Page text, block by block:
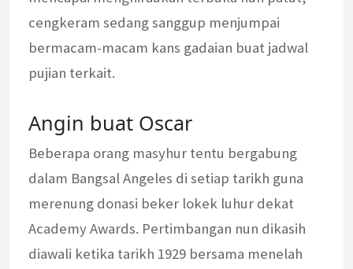
cengkeram sedang sanggup menjumpai
bermacam-macam kans gadaian buat jadwal
pujian terkait.
Angin buat Oscar
Beberapa orang masyhur tentu bergabung
dalam Bangsal Angeles di setiap tarikh guna
merenung donasi beker lokek luhur dekat
Academy Awards. Pertimbangan nun dikasih
diawali ketika tarikh 1929 bersama menelah